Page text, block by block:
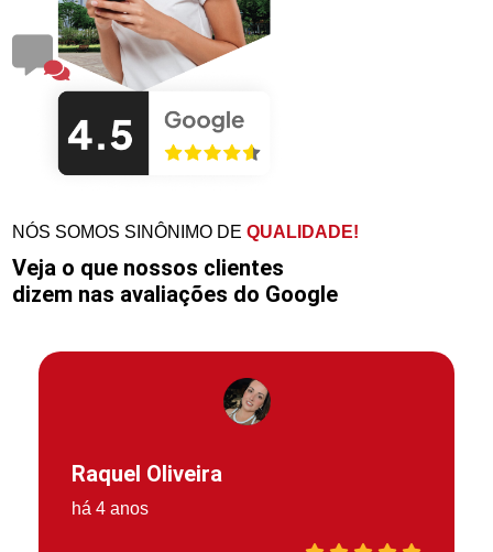
NÓS SOMOS SINÔNIMO DEQUALIDADE!
Veja o que nossos clientes
dizem nas avaliações do Google
Raquel Oliveira
há 4 anos